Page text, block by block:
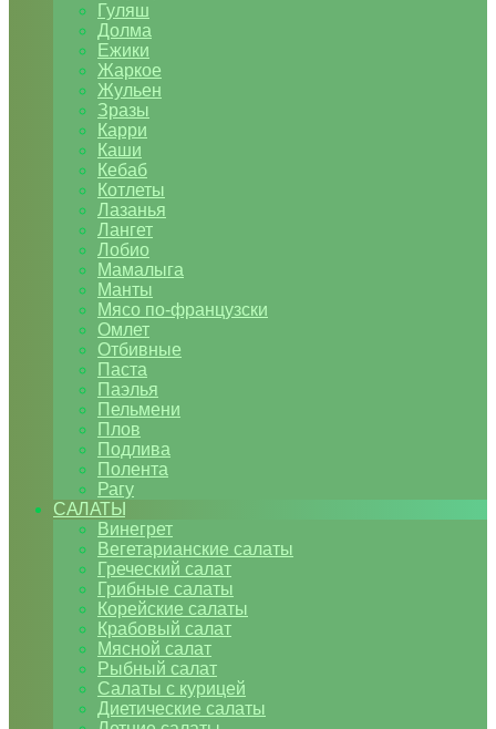
Гуляш
Долма
Ежики
Жаркое
Жульен
Зразы
Карри
Каши
Кебаб
Котлеты
Лазанья
Лангет
Лобио
Мамалыга
Манты
Мясо по-французски
Омлет
Отбивные
Паста
Паэлья
Пельмени
Плов
Подлива
Полента
Рагу
САЛАТЫ
Винегрет
Вегетарианские салаты
Греческий салат
Грибные салаты
Корейские салаты
Крабовый салат
Мясной салат
Рыбный салат
Салаты с курицей
Диетические салаты